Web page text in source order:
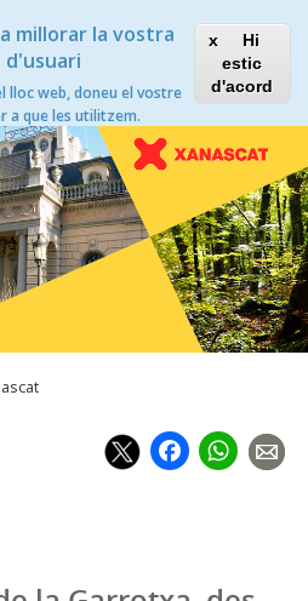
millorar la vostra
d'usuari
lloc web, doneu el vostre
a que les utilitzem.
Hi
estic
d'acord
Xanascat